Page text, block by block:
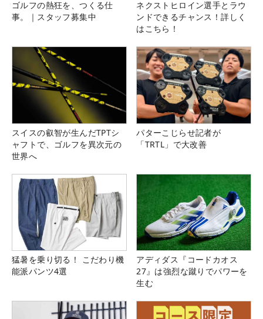
ゴルフの熱狂を、つくる仕
事。｜スタッフ募集中
ネクストヒロイン選手とラウ
ンドできるチャンス！詳しく
はこちら！
スイスの叡智が生んだTPTシ
ャフトで、ゴルフを異次元の
世界へ
パターこじらせ記者が
「TRTL」で大改善
猛暑を乗り切る！ こだわり機
能派パンツ4選
アディダス『コードカオス
27』は強烈な蹴りでパワーを
生む